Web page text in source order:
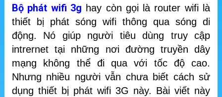
Bộ phát wifi 3g hay còn gọi là router wifi là
thiết bị phát sóng wifi thông qua sóng di
động. Nó giúp người tiêu dùng truy cập
intrernet tại những nơi đường truyền dây
mạng không thể đi qua với tốc độ cao.
Nhưng nhiều người vẫn chưa biết cách sử
dụng thiết bị phát wifi 3G này. Bài viết này